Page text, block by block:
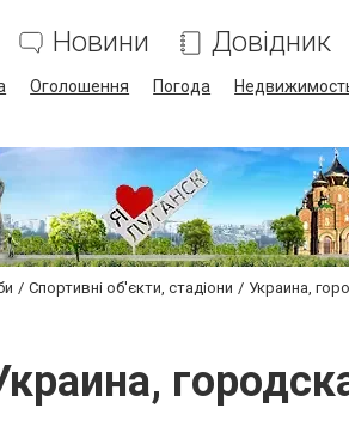
Новини Довідник
Оголошення Погода
Спортивні об'єкти, стадіони Украина,